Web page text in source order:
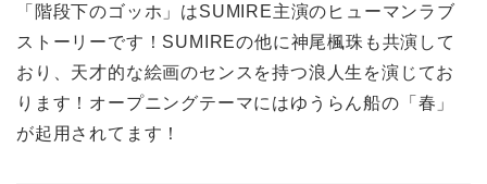
「階段下のゴッホ」はSUMIRE主演のヒューマンラブ
ストーリーです！SUMIREの他に神尾楓珠も共演して
おり、天才的な絵画のセンスを持つ浪人生を演じてお
ります！オープニングテーマにはゆうらん船の「春」
が起用されてます！